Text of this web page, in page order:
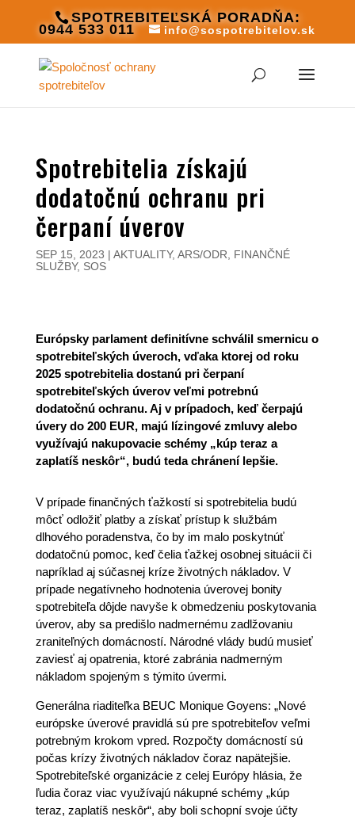
SPOTREBITEĽSKÁ PORADŇA:
0944 533 011 info@sospotrebitelov.sk
Spotrebitelia získajú
dodatočnú ochranu pri
čerpaní úverov
SEP 15, 2023 | AKTUALITY, ARS/ODR
FINANČNÉ
SLUŽBY, SOS
Európsky parlament definitívne schválil smernicu o
spotrebiteľských úveroch, vďaka ktorej od roku
2025 spotrebitelia dostanú pri čerpaní
spotrebiteľských úverov veľmi potrebnú
dodatočnú ochranu. Aj v prípadoch, keď čerpajú
úvery do 200 EUR, majú lízingové zmluvy alebo
využívajú nakupovacie schémy „kúp teraz a
zaplatíš neskôr“, budú teda chránení lepšie.
V prípade finančných ťažkostí si spotrebitelia budú
môcť odložiť platby a získať prístup k službám
dlhového poradenstva, čo by im malo poskytnúť
dodatočnú pomoc, keď čelia ťažkej osobnej situácii či
napríklad aj súčasnej kríze životných nákladov. V
prípade negatívneho hodnotenia úverovej bonity
spotrebiteľa dôjde navyše k obmedzeniu poskytovania
úverov, aby sa predišlo nadmernému zadlžovaniu
zraniteľných domácností. Národné vlády budú musieť
zaviesť aj opatrenia, ktoré zabránia nadmerným
nákladom spojeným s týmito úvermi.
Generálna riaditeľka BEUC Monique Goyens: „Nové
európske úverové pravidlá sú pre spotrebiteľov veľmi
potrebným krokom vpred. Rozpočty domácností sú
počas krízy životných nákladov čoraz napätejšie.
Spotrebiteľské organizácie z celej Európy hlásia, že
ľudia čoraz viac využívajú nákupné schémy „kúp
teraz, zaplatíš neskôr“, aby boli schopní svoje účty